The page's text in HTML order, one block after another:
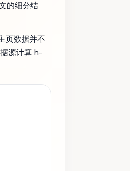
的细分结
页数据并不
源计算 h-